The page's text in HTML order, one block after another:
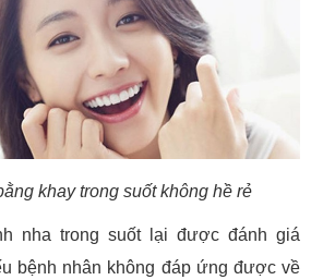
khay trong suốt không hề rẻ
nha trong suốt lại được đánh giá
bệnh nhân không đáp ứng được về